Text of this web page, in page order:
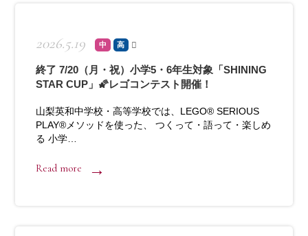
2026.5.19 中 高
終了 7/20（月・祝）小学5・6年生対象「SHINING
STAR CUP」🌠レゴコンテスト開催！
山梨英和中学校・高等学校では、LEGO® SERIOUS
PLAY®メソッドを使った、 つくって・語って・楽しめ
る 小学…
Read more